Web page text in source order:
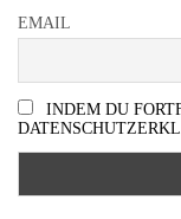
EMAIL
INDEM DU